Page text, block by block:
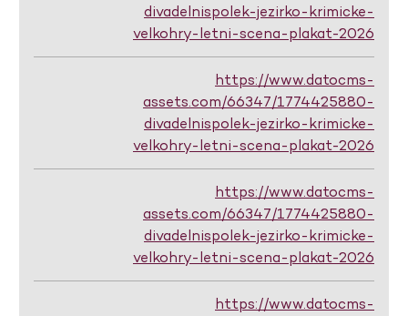
divadelnispolek-jezirko-krimicke-
velkohry-letni-scena-plakat-2026
https://www.datocms-
assets.com/66347/1774425880-
divadelnispolek-jezirko-krimicke-
velkohry-letni-scena-plakat-2026
https://www.datocms-
assets.com/66347/1774425880-
divadelnispolek-jezirko-krimicke-
velkohry-letni-scena-plakat-2026
https://www.datocms-